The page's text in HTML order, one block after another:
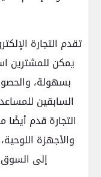
تقدم التجارة
يمكن للمشترين
بسهولة،
السابقين
التجارة قدم
والأجهزة
إلى السوق